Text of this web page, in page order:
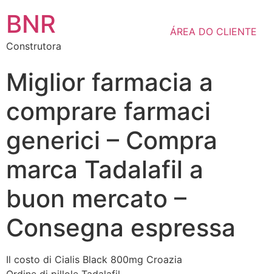
BNR
Construtora
ÁREA DO CLIENTE
Miglior farmacia a
comprare farmaci
generici – Compra
marca Tadalafil a
buon mercato –
Consegna espressa
Il costo di Cialis Black 800mg Croazia